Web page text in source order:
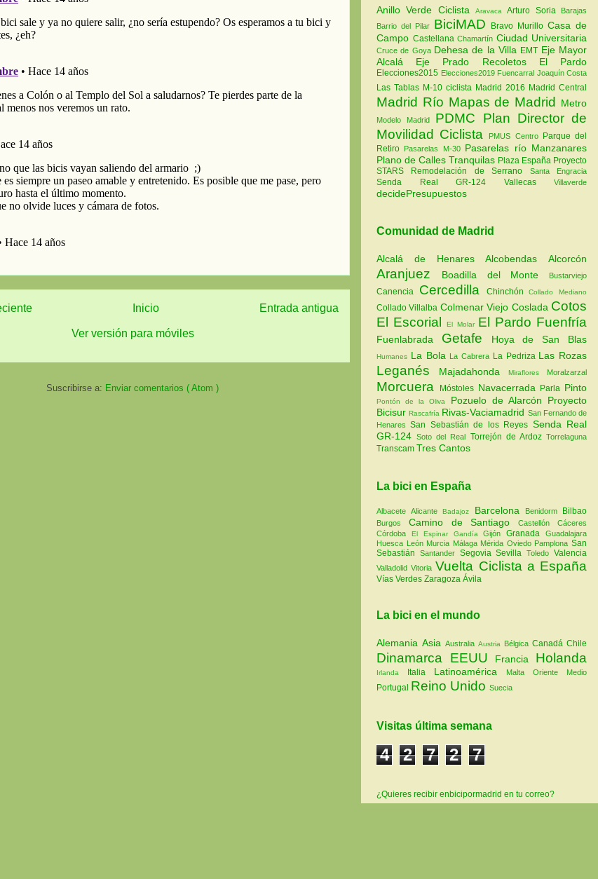
Entrada antigua
Inicio
Ver versión para móviles
Suscribirse a: Enviar comentarios ( Atom )
Anillo Verde Ciclista AravacaArturo Soria
Barajas
Barrio del Pilar BiciMAD Bravo MurilloCasa de
Campo Castellana Chamartín Ciudad Universitaria
Cruce de Goya Dehesa de la Villa EMT Eje Mayor
Alcalá Eje Prado Recoletos El Pardo
Elecciones2015 Elecciones2019 Fuencarral Joaquín Costa
Las Tablas M-10 ciclista Madrid 2016 Madrid Central
Madrid Río Mapas de Madrid Metro
Modelo Madrid PDMC Plan Director de
Movilidad Ciclista
PMUS Centro Parque del
Retiro Pasarelas M-30 Pasarelas río Manzanares
Plano de Calles Tranquilas Plaza España Proyecto
STARS Remodelación de Serrano Santa Engracia
Senda Real GR-124 Vallecas Villaverde
decidePresupuestos
Comunidad de Madrid
Alcalá de HenaresAlcobendas Alcorcón
Aranjuez Boadilla del Monte Bustarviejo
Canencia Cercedilla ChinchónCollado Mediano
Collado Villalba Colmenar Viejo Coslada Cotos
El EscorialEl Molar El Pardo Fuenfría
Fuenlabrada Getafe Hoya de San Blas
Humanes La Bola La Cabrera La Pedriza Las Rozas
Leganés Majadahonda Miraflores Moralzarzal
Morcuera Móstoles Navacerrada Parla Pinto
Pontón de la Oliva Pozuelo de Alarcón Proyecto
BicisurRascafría Rivas-Vaciamadrid San Fernando de
HenaresSan Sebastián de los Reyes Senda Real
GR-124Soto del Real Torrejón de ArdozTorrelaguna
Transcam Tres Cantos
La bici en España
AlbaceteAlicanteBadajoz Barcelona Benidorm Bilbao
Burgos Camino de SantiagoCastellónCáceres
Córdoba El Espinar GandíaGijónGranadaGuadalajara
Huesca León Murcia Málaga Mérida Oviedo PamplonaSan
Sebastián Santander SegoviaSevillaToledoValencia
ValladolidVitoria Vuelta Ciclista a España
Vías Verdes Zaragoza Ávila
La bici en el mundo
Alemania Asia Australia Austria Bélgica Canadá Chile
Dinamarca EEUU Francia Holanda
Irlanda Italia Latinoamérica Malta Oriente Medio
Portugal Reino Unido Suecia
Visitas última semana
4 2 7 2 7
¿Quieres recibir enbicipormadrid en tu correo?